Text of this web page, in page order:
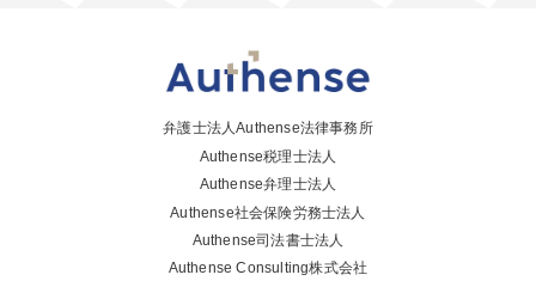
弁護士法人Authense法律事務所
Authense税理士法人
Authense弁理士法人
Authense社会保険労務士法人
Authense司法書士法人
Authense Consulting株式会社